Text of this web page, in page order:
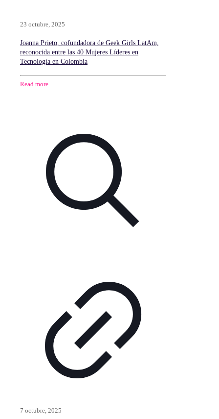
23 octubre, 2025
Joanna Prieto, cofundadora de Geek Girls LatAm,
reconocida entre las 40 Mujeres Líderes en
Tecnología en Colombia
Read more
7 octubre, 2025